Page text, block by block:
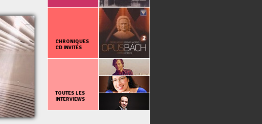
CHRONIQUES
CD INVITÉS
TOUTES LES
INTERVIEWS